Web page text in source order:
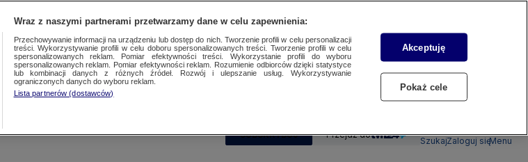
SUBSKRYBUJ Przejdź do
SzukajZaloguj sięMenu
Wraz z naszymi partnerami przetwarzamy dane w celu zapewnienia:
Przechowywanie informacji na urządzeniu lub dostęp do nich. Tworzenie profili w celu personalizacji
treści. Wykorzystywanie profili w celu doboru spersonalizowanych treści. Tworzenie profili w celu
spersonalizowanych reklam. Pomiar efektywności treści. Wykorzystanie profili do wyboru
spersonalizowanych reklam. Pomiar efektywności reklam. Rozumienie odbiorców dzięki statystyce
lub kombinacji danych z różnych źródeł. Rozwój i ulepszanie usług. Wykorzystywanie
ograniczonych danych do wyboru reklam.
Lista partnerów (dostawców)
Akceptuję
Pokaż cele